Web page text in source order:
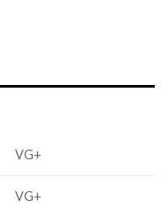
VG+
VG+